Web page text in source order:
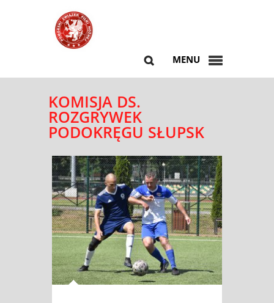
MENU
KOMISJA DS.
ROZGRYWEK
PODOKRĘGU SŁUPSK